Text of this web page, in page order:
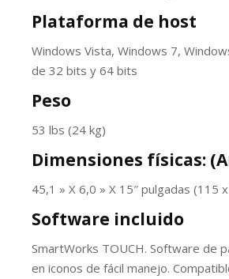
Plataforma de host
Windows Vista, Windows 7,
de 32 bits y 64 bits
Peso
53 lbs (24 kg)
Dimensiones físicas:
45,1 » X 6,0 » X 15″ pulgadas (115
Software incluido
SmartWorks TOUCH. Software de
en iconos de fácil manejo.